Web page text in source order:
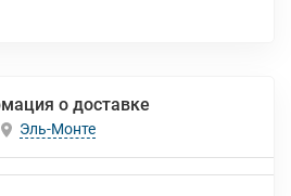
о доставке
Эль-Монте